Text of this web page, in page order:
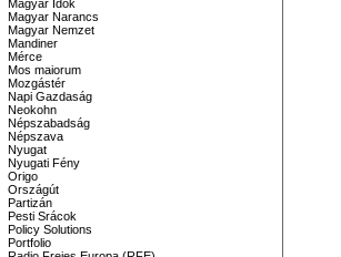
Magyar Idők
Magyar Narancs
Magyar Nemzet
Mandiner
Mérce
Mos maiorum
Mozgástér
Napi Gazdaság
Neokohn
Népszabadság
Népszava
Nyugat
Nyugati Fény
Origo
Országút
Partizán
Pesti Srácok
Policy Solutions
Portfolio